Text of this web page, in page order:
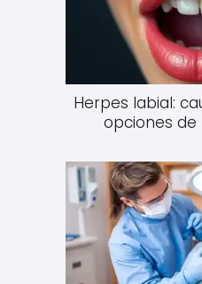
Herpes labial:
opciones